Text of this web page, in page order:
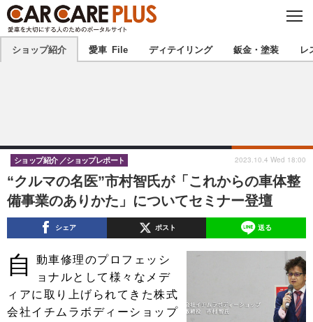
C
S
E
★カーケアプラス認定★ 厳選プロショップを地域から探す
甲信越 北陸
東海 関西
中国 四国
九州
注目の記事
ショップレポート 愛車 File
ディテイリング
ショップ紹介 愛車 File ディテイリング 鈑金・塗装 レ
“クルマの名医”市村智氏が「これからの車体整
備事業のありかた」についてセミナー登壇
ショップ紹介 ショップレポート 2023.10.4 Wed 18:00
シェア ポスト 送る
自
動車修理のプロフェッシ
ョナルとして様々なメデ
ィアに取り上げられてきた株式
会社イチムラボディーショップ